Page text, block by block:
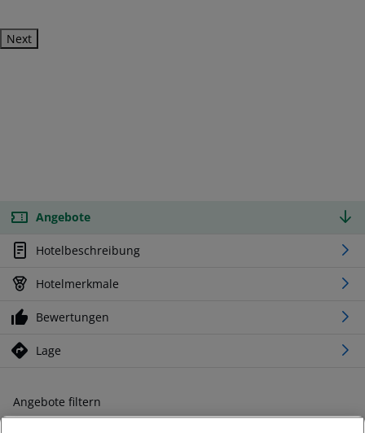
Next
Angebote
Hotelbeschreibung
Hotelmerkmale
Bewertungen
Lage
Angebote filtern
Ändern Sie Ihre Kriterien nach Ihren Wünschen